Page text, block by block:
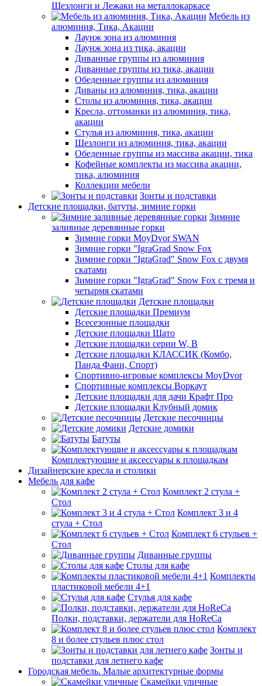
Шезлонги и Лежаки на металлокаркасе
Мебель из
алюминия, Тика, Акации
Лаунж зона из алюминия
Лаунж зона из тика, акации
Диванные группы из алюминия
Диванные группы из тика, акации
Обеденные группы из алюминия
Диваны из алюминия, тика, акации
Столы из алюминия, тика, акации
Кресла, оттоманки из алюминия, тика,
акации
Стулья из алюминия, тика, акации
Шезлонги из алюминия, тика, акации
Обеденные группы из массива акации, тика
Кофейные комплекты из массива акации,
тика, алюминия
Коллекции мебели
Зонты и подставки
Детские площадки, батуты, зимние горки
Зимние
заливные деревянные горки
Зимние горки MoyDvor SWAN
Зимние горки "IgraGrad Snow Fox
Зимние горки "IgraGrad" Snow Fox с двумя
скатами
Зимние горки "IgraGrad" Snow Fox с тремя и
четырмя скатами
Детские площадки
Детские площадки Премиум
Всесезонные площадки
Детские площадки Шато
Детские площадки серии W, В
Детские площадки КЛАССИК (Комбо,
Панда Фани, Спорт)
Спортивно-игровые комплексы MoyDvor
Спортивные комплексы Воркаут
Детские площадки для дачи Крафт Про
Детские площадки Клубный домик
Детские песочницы
Детские домики
Батуты
Комплектующие и аксессуары к площадкам
Дизайнерские кресла и столики
Мебель для кафе
Комплект 2 стула +
Стол
Комплект 3 и 4
стула + Стол
Комплект 6 стульев +
Стол
Диванные группы
Столы для кафе
Комплекты
пластиковой мебели 4+1
Стулья для кафе
Полки, подставки, держатели для HoReCa
Комплект
8 и более стульев плюс стол
Зонты и
подставки для летнего кафе
Городская мебель. Малые архитектурные формы
Скамейки уличные